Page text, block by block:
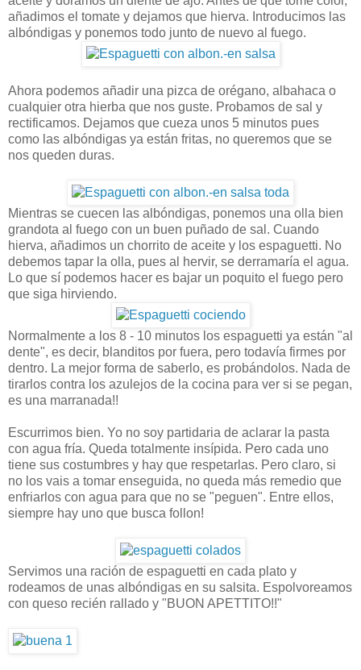
añadimos el tomate y dejamos que hierva. Introducimos las
albóndigas y ponemos todo junto de nuevo al fuego.
Ahora podemos añadir una pizca de orégano, albahaca o
cualquier otra hierba que nos guste. Probamos de sal y
rectificamos. Dejamos que cueza unos 5 minutos pues
como las albóndigas ya están fritas, no queremos que se
nos queden duras.
Mientras se cuecen las albóndigas, ponemos una olla bien
grandota al fuego con un buen puñado de sal. Cuando
hierva, añadimos un chorrito de aceite y los espaguetti. No
debemos tapar la olla, pues al hervir, se derramaría el agua.
Lo que sí podemos hacer es bajar un poquito el fuego pero
que siga hirviendo.
Normalmente a los 8 - 10 minutos los espaguetti ya están "al
dente", es decir, blanditos por fuera, pero todavía firmes por
dentro. La mejor forma de saberlo, es probándolos. Nada de
tirarlos contra los azulejos de la cocina para ver si se pegan,
es una marranada!!
Escurrimos bien. Yo no soy partidaria de aclarar la pasta
con agua fría. Queda totalmente insípida. Pero cada uno
tiene sus costumbres y hay que respetarlas. Pero claro, si
no los vais a tomar enseguida, no queda más remedio que
enfriarlos con agua para que no se "peguen". Entre ellos,
siempre hay uno que busca follon!
Servimos una ración de espaguetti en cada plato y
rodeamos de unas albóndigas en su salsita. Espolvoreamos
con queso recién rallado y "BUON APETTITO!!"